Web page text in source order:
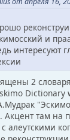
и
интересуют
2
Dictionary
Акцент там на
алеутскими